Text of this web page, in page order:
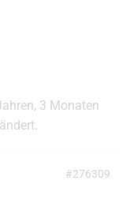
3 Monaten
#276309